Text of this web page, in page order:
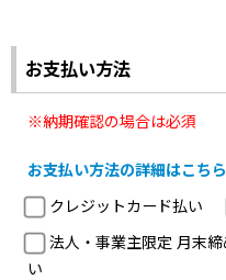
お支払い方法
※納期確認の場合は必須
お支払い方法の詳細はこちら
クレジットカード払い
法人・事業主限定 月末
い